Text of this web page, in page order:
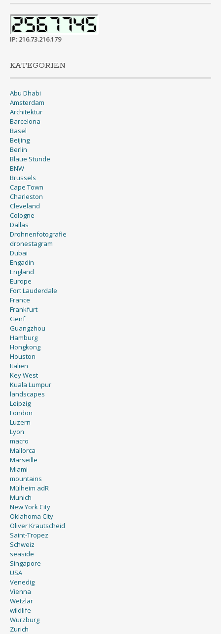
IP: 216.73.216.179
KATEGORIEN
Abu Dhabi
Amsterdam
Architektur
Barcelona
Basel
Beijing
Berlin
Blaue Stunde
BNW
Brussels
Cape Town
Charleston
Cleveland
Cologne
Dallas
Drohnenfotografie
dronestagram
Dubai
Engadin
England
Europe
Fort Lauderdale
France
Frankfurt
Genf
Guangzhou
Hamburg
Hongkong
Houston
Italien
Key West
Kuala Lumpur
landscapes
Leipzig
London
Luzern
Lyon
macro
Mallorca
Marseille
Miami
mountains
Mülheim adR
Munich
New York City
Oklahoma City
Oliver Krautscheid
Saint-Tropez
Schweiz
seaside
Singapore
USA
Venedig
Vienna
Wetzlar
wildlife
Wurzburg
Zurich